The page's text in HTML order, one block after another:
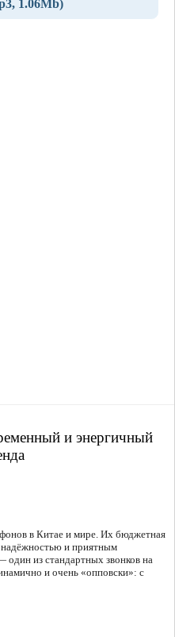
1.06Mb)
и энергичный
в Китае и мире. Их бюджетная
надёжностью и приятным
из стандартных звонков на
и очень «опповски»: с